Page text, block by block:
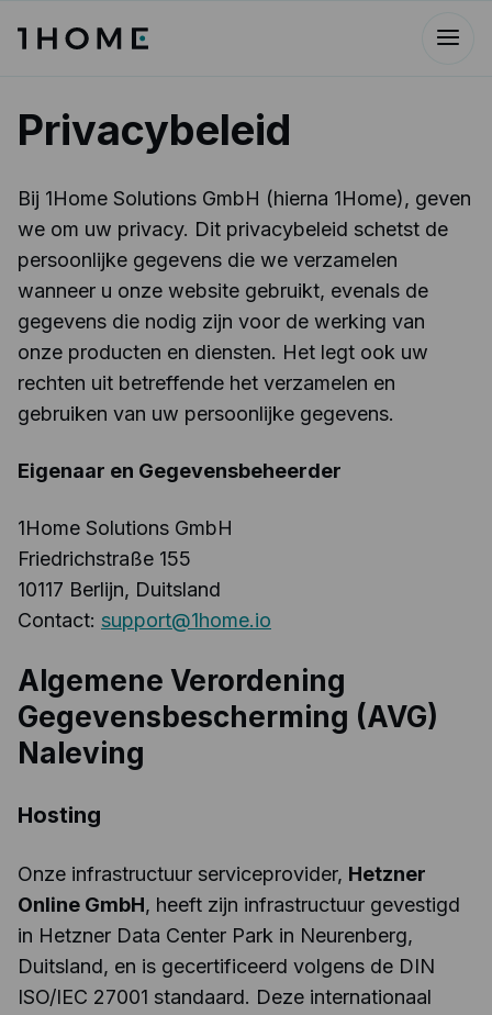
Privacybeleid
Bij 1Home Solutions GmbH (hierna 1Home), geven
we om uw privacy. Dit privacybeleid schetst de
persoonlijke gegevens die we verzamelen
wanneer u onze website gebruikt, evenals de
gegevens die nodig zijn voor de werking van
onze producten en diensten. Het legt ook uw
rechten uit betreffende het verzamelen en
gebruiken van uw persoonlijke gegevens.
Eigenaar en Gegevensbeheerder
1Home Solutions GmbH
Friedrichstraße 155
10117 Berlijn, Duitsland
Contact: support@1home.io
Algemene Verordening
Gegevensbescherming (AVG)
Naleving
Hosting
Onze infrastructuur serviceprovider, Hetzner
Online GmbH, heeft zijn infrastructuur gevestigd
in Hetzner Data Center Park in Neurenberg,
Duitsland, en is gecertificeerd volgens de DIN
ISO/IEC 27001 standaard. Deze internationaal